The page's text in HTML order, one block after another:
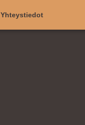
Yhteystiedot